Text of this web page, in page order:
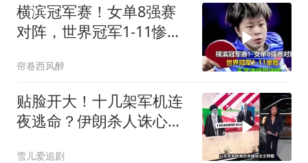
横滨冠军赛！女单8强赛
对阵，世界冠军1-11惨
帘卷西风醉
贴脸开大！十几架军机连
夜逃命？伊朗杀人诛心，
雪儿爱追剧